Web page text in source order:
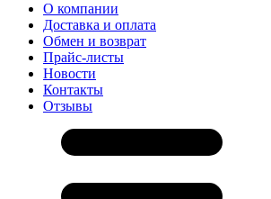
О компании
Доставка и оплата
Обмен и возврат
Прайс-листы
Новости
Контакты
Отзывы